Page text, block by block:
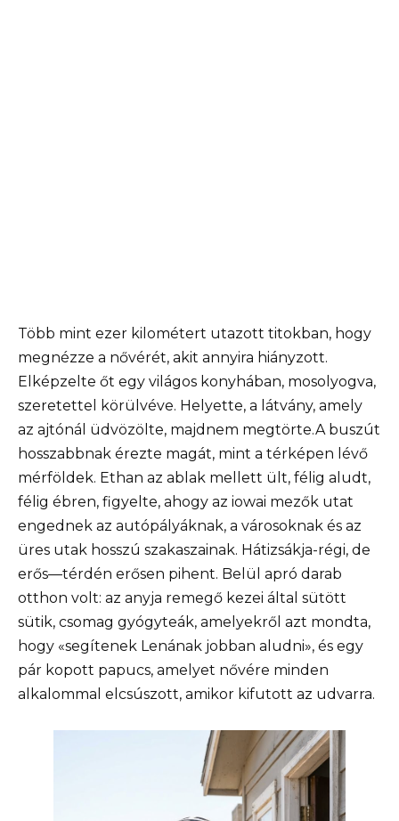
Több mint ezer kilométert utazott titokban, hogy
megnézze a nővérét, akit annyira hiányzott.
Elképzelte őt egy világos konyhában, mosolyogva,
szeretettel körülvéve. Helyette, a látvány, amely
az ajtónál üdvözölte, majdnem megtörte.A buszút
hosszabbnak érezte magát, mint a térképen lévő
mérföldek. Ethan az ablak mellett ült, félig aludt,
félig ébren, figyelte, ahogy az iowai mezők utat
engednek az autópályáknak, a városoknak és az
üres utak hosszú szakaszainak. Hátizsákja-régi, de
erős—térdén erősen pihent. Belül apró darab
otthon volt: az anyja remegő kezei által sütött
sütik, csomag gyógyteák, amelyekről azt mondta,
hogy «segítenek Lenának jobban aludni», és egy
pár kopott papucs, amelyet nővére minden
alkalommal elcsúszott, amikor kifutott az udvarra.